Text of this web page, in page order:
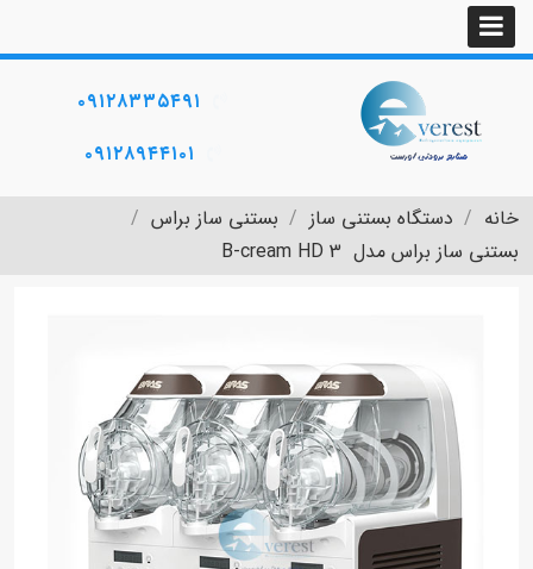
۰۹۱۲۸۳۳۵۴۹۱
۰۹۱۲۸۹۴۴۱۰۱
خانه دستگاه بستنی ساز
بستنی ساز براس
بستنی ساز براس مدل B-cream HD 3